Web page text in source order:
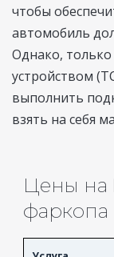
чтобы
автомобиль
Однако,
устройством
выполнить
взять на себя
Цены на
фаркопа